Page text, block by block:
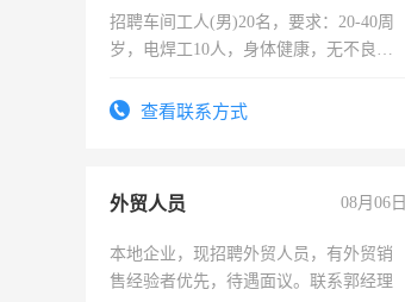
招聘车间工人(男)20名，要求：20-40周
岁，电焊工10人，身体健康，无不良嗜
宿，免费发放劳保用品，两班倒，每月
查看联系方式
外贸人员 08月06日
本地企业，现招聘外贸人员，有外贸销
售经验者优先，待遇面议。联系郭经理